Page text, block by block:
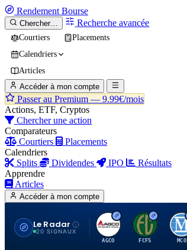
Rendement Bourse
Chercher… Recherche avancée
Courtiers
Placements
Calendriers
Articles
Accéder à mon compte
Passer au Premium — 9.99€/mois
Actions, ETF, Cryptos
Chercher une action
Comparateurs
Courtiers
Placements
Calendriers
Splits
Dividendes IPO
Résultats
Apprendre
Articles
Accéder à mon compte
Le Radar
20 SIGNAUX
A
AGCO
F
FCFS
M
MCO